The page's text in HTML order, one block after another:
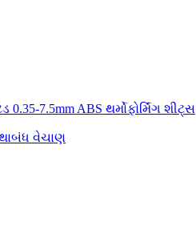
7.5mm ABS થર્મોફોર્મિંગ શીટ્સ
વેચાણ